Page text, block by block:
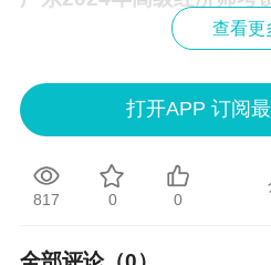
此次考试在21个地级以上
细地址以准考证为准。
广东2024年高级经济师准
网上缴费成功的考生可于
考证。考生打印准考证后
查看更
打开APP 订阅
817 0 0